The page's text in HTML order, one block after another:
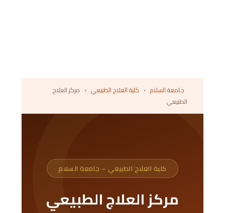
جامعة السلام › كلية العلاج الطبيعي › مركز العلاج
الطبيعي
كلية العلاج الطبيعي – جامعة السلام
مركز العلاج الطبيعي